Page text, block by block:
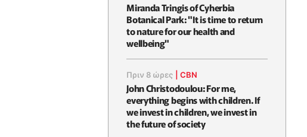
Miranda Tringis of Cyherbia
Botanical Park: "It is time to return
to nature for our health and
wellbeing"
Πριν 8 ώρες |CBN
John Christodoulou: For me,
everything begins with children. If
we invest in children, we invest in
the future of society